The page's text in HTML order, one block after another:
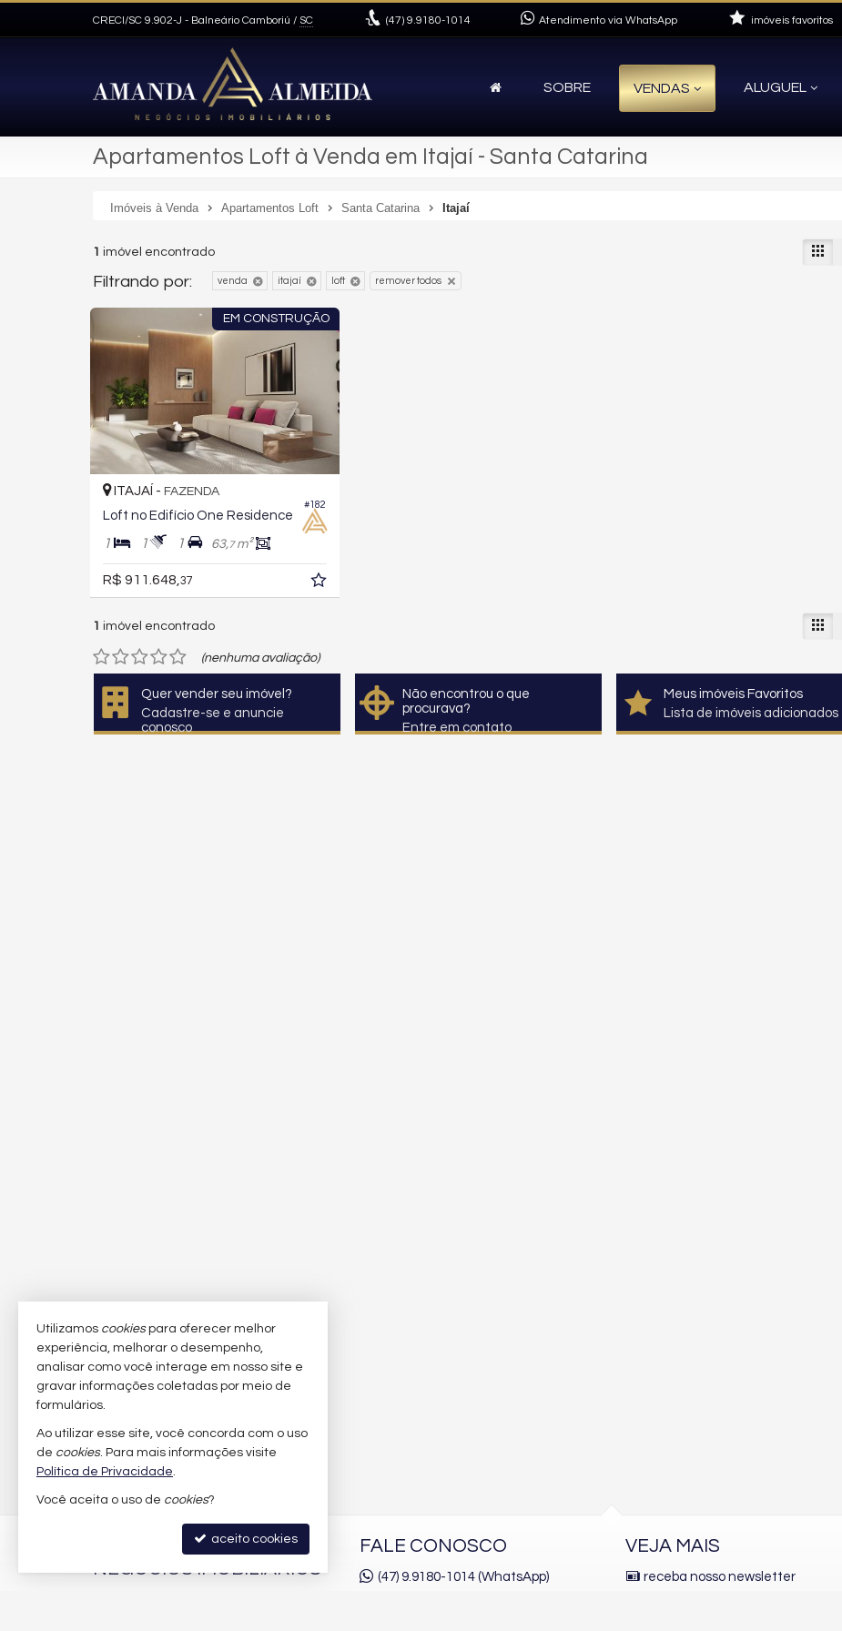
CRECI/SC 9.902-J - Balneário Camboriú / SC (47) 9.9180-1014 Atendimento via WhatsApp imóveis favoritos
SOBRE VENDAS ALUGUEL
Apartamentos Loft à Venda em Itajaí - Santa Catarina
Imóveis à Venda Apartamentos Loft Santa Catarina Itajaí
1 imóvel encontrado
Filtrando por: venda itajaí loft remover todos
EM CONSTRUÇÃO
#182
ITAJAÍ - FAZENDA
Loft no Edifício One Residence
1 1 1 63,7m²
R$ 911.648, 37
1 imóvel encontrado
(nenhuma avaliação)
Quer vender seu imóvel?
Cadastre-se e anuncie
conosco
Não encontrou o que
procurava?
Entre em contato
Meus imóveis Favoritos
Lista de imóveis adicionados
AMANDA ALMEIDA
NEGÓCIOS IMOBILIÁRIOS
FALE CONOSCO
(47) 9.9180-1014 (WhatsApp)
VEJA MAIS
receba nosso newsletter
Utilizamos cookiespara oferecer melhor
experiência, melhorar o desempenho,
analisar como você interage em nosso site e
gravar informações coletadas por meio de
formulários.
Ao utilizar esse site, você concorda com o uso
de cookies. Para mais informações visite
Política de Privacidade.
Você aceita o uso de cookies?
aceito cookies